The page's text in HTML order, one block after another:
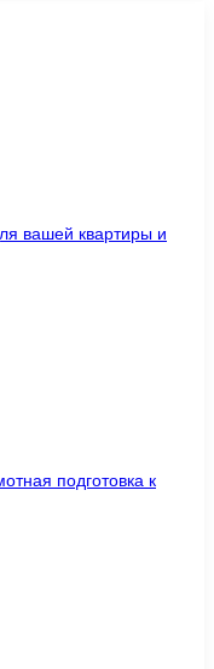
вашей квартиры и
подготовка к